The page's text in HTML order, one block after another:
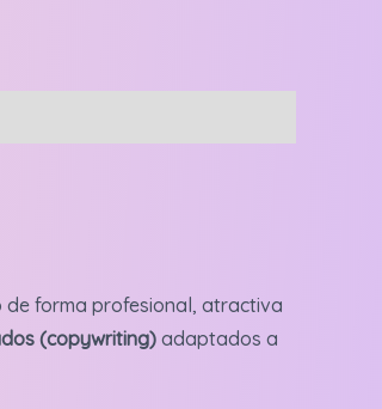
forma profesional, atractiva
(copywriting)adaptados a